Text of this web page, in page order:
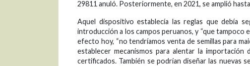
29811 anuló. Posteriormente, en 2021, se amplió
Aquel dispositivo establecía las reglas que debía
introducción a los campos peruanos, y “que tampoco
efecto hoy, “no tendríamos venta de semillas para
establecer mecanismos para alentar la importación
certificados. También se podrían diseñar las nuevas